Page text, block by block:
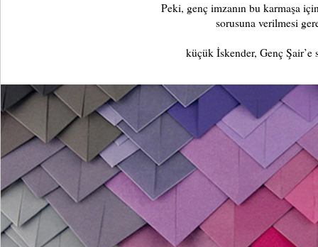
Peki, genç imzanın bu karmaşa
sorusuna verilmesi
küçük İskender, Genç